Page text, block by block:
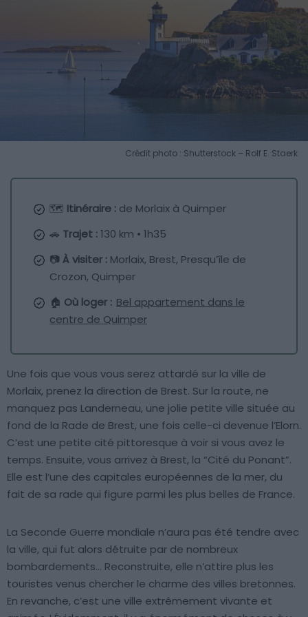
Crédit photo : Shutterstock – Rolf E. Staerk
🗺️ Itinéraire : de Morlaix à Quimper
🚗 Trajet :130 km • 1h35
📷À visiter : Morlaix, Brest, Presqu’île de
Crozon, Quimper
🏠 Où loger : Bel appartement dans le
centre de Quimper
Une fois que vous vous serez attardé sur la ville de
Morlaix, prenez la direction de Brest. Sur la route, ne
manquez pas Landerneau, une jolie petite ville située au
fond de la Rade de Brest, une fois celle-ci devenue l’Elorn.
C’est une petite cité pittoresque à voir si vous avez le
temps. Ensuite, vous arrivez à Brest, la “Cité du Ponant”.
Elle est l’une des capitales européennes de la mer, du
fait de sa rade qui figure parmi les plus belles de France.
La Seconde Guerre mondiale n’aura pas été tendre avec
la ville, qui fut alors détruite par de nombreux
bombardements… Reconstruite, elle n’attire plus les
touristes venus chercher le charme des villes bretonnes.
En revanche, c’est une ville extrêmement vivante et